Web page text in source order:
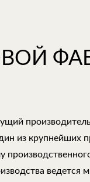
из крупнейших
ведется